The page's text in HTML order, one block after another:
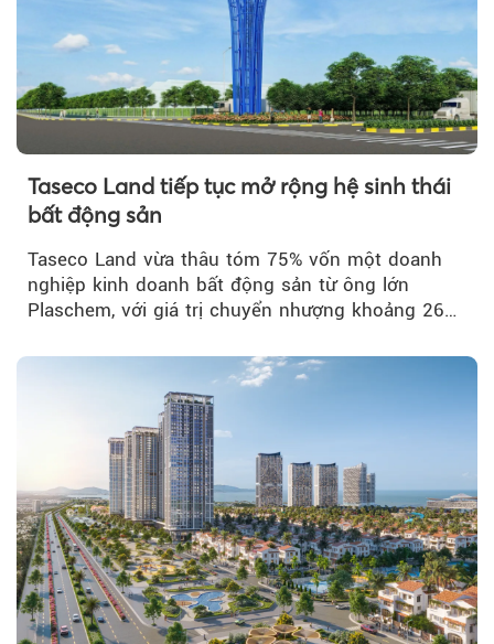
Taseco Land tiếp tục mở rộng hệ sinh thái
bất động sản
Taseco Land vừa thâu tóm 75% vốn một doanh
nghiệp kinh doanh bất động sản từ ông lớn
Plaschem, với giá trị chuyển nhượng khoảng 262